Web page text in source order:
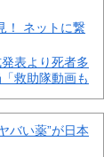
！ ネットに繋
表より死者多
救助隊動画も
本の小学生サ
バい薬”が日本